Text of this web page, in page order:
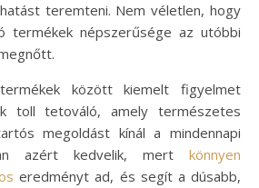
teremteni. Nem véletlen, hogy
termékek népszerűsége az utóbbi
között kiemelt figyelmet
toll tetováló, amely természetes
megoldást kínál a mindennapi
azért kedvelik, mert könnyen
eredményt ad, és segít a dúsabb,